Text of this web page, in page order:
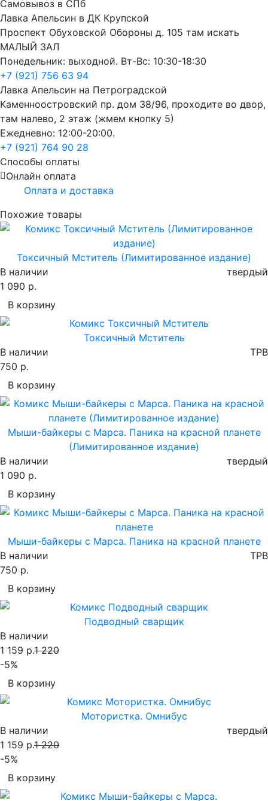
Самовывоз в СПб
Лавка Апельсин в ДК Крупской
Проспект Обуховской Обороны д. 105 там искать
МАЛЫЙ ЗАЛ
Понедельник: выходной. Вт-Вс: 10:30-18:30
+7 (921) 756 63 94
Лавка Апельсин на Петроградской
Каменноостровский пр. дом 38/96, проходите во двор,
там налево, 2 этаж (жмем кнопку 5)
Ежедневно: 12:00-20:00.
+7 (921) 764 90 28
Способы оплаты
Онлайн оплата
Оплата и доставка
Похожие товары
Токсичный Мститель (Лимитированное издание)
В наличии
твердый
1 090 р.
В корзину
Токсичный Мститель
В наличии
TPB
750 р.
В корзину
Мыши-байкеры с Марса. Паника на красной планете
(Лимитированное издание)
В наличии
твердый
1 090 р.
В корзину
Мыши-байкеры с Марса. Паника на красной планете
В наличии
TPB
750 р.
В корзину
Подводный сварщик
В наличии
1 159 р.1 220
-5%
В корзину
Мотористка. Омнибус
В наличии
твердый
1 159 р.1 220
-5%
В корзину